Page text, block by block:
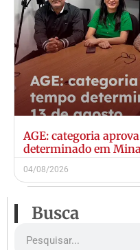
AGE: categoria
determinado em
04/08/2026
Busca